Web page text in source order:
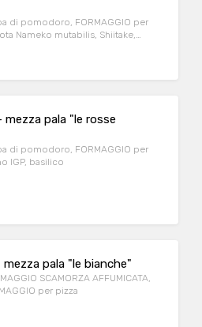
di pomodoro, FORMAGGIO per
Nameko mutabilis, Shiitake,
pala "le rosse
di pomodoro, FORMAGGIO per
IGP, basilico
pala "le bianche"
SCAMORZA AFFUMICATA,
per pizza